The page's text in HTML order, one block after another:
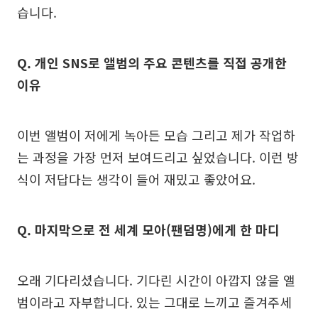
습니다.
Q. 개인 SNS로 앨범의 주요 콘텐츠를 직접 공개한
이유
이번 앨범이 저에게 녹아든 모습 그리고 제가 작업하
는 과정을 가장 먼저 보여드리고 싶었습니다. 이런 방
식이 저답다는 생각이 들어 재밌고 좋았어요.
Q. 마지막으로 전 세계 모아(팬덤명)에게 한 마디
오래 기다리셨습니다. 기다린 시간이 아깝지 않을 앨
범이라고 자부합니다. 있는 그대로 느끼고 즐겨주세